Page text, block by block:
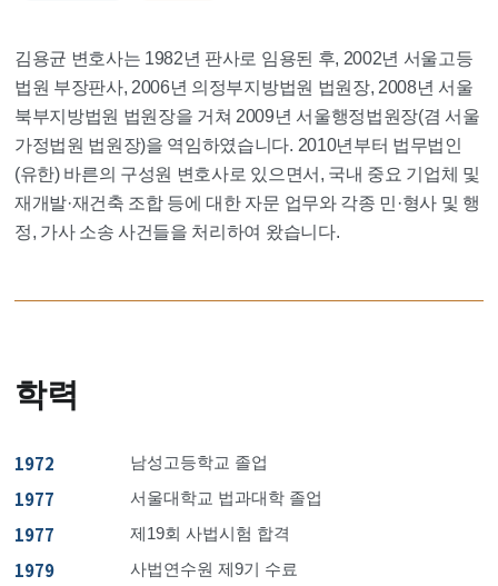
김용균 변호사는 1982년 판사로 임용된 후, 2002년 서울고등
법원 부장판사, 2006년 의정부지방법원 법원장, 2008년 서울
북부지방법원 법원장을 거쳐 2009년 서울행정법원장(겸 서울
가정법원 법원장)을 역임하였습니다. 2010년부터 법무법인
(유한) 바른의 구성원 변호사로 있으면서, 국내 중요 기업체 및
재개발·재건축 조합 등에 대한 자문 업무와 각종 민·형사 및 행
정, 가사 소송 사건들을 처리하여 왔습니다.
학력
1972 남성고등학교 졸업
1977 서울대학교 법과대학 졸업
1977 제19회 사법시험 합격
1979 사법연수원 제9기 수료